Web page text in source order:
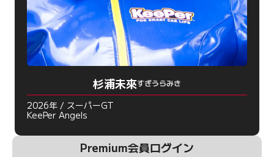
杉浦未來すぎうらみき
2026年 / スーパーGT
KeePer Angels
Premium会員ログイン